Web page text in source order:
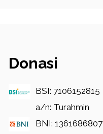
Donasi
BSI: 7106152815
a/n: Turahmin
BNI: 1361686807